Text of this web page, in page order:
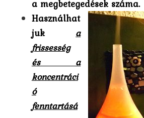
a megbetegedések száma.
Használhat
juk a
frissesség
és a
koncentráci
ó
fenntartásá